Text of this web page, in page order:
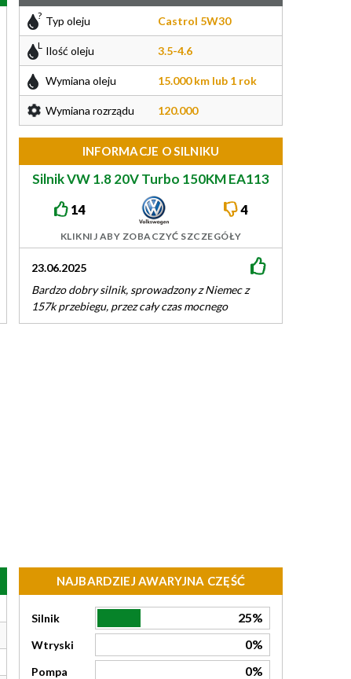
Typ oleju Castrol 5W30
Ilość oleju 3.5-4.6
Wymiana oleju 15.000 km lub 1 rok
Wymiana rozrządu 120.000
INFORMACJE O SILNIKU
Silnik VW 1.8 20V Turbo 150KM EA113
14 4
KLIKNIJ ABY ZOBACZYĆ SZCZEGÓŁY
23.06.2025
Bardzo dobry silnik, sprowadzony z Niemec z
157k przebiegu, przez cały czas mocnego
użytkowania tylko czujnik cisnienia oleju
starszego Pana
NAJBARDZIEJ AWARYJNA CZĘŚĆ
Silnik 25%
Wtryski 0%
Pompa 0%